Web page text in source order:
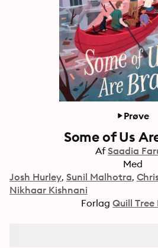
Prøve
Some of Us
Af Saadia
Med
Josh Hurley Sunil Malhotra
Nikhaar Kishnani
Forlag Quill Tree